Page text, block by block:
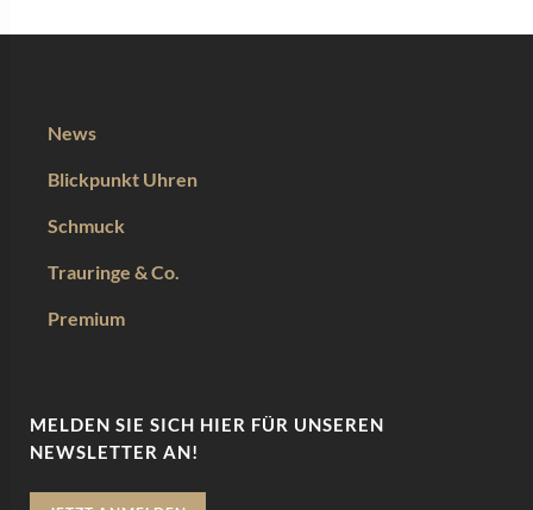
News
Blickpunkt Uhren
Schmuck
Trauringe & Co.
Premium
MELDEN SIE SICH HIER FÜR UNSEREN
NEWSLETTER AN!